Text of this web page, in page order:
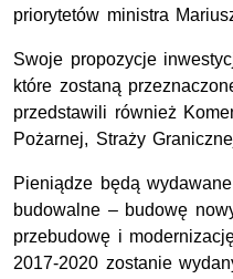
priorytetów ministra
Swoje propozycje
które zostaną
przedstawili również
Pożarnej, Straży
Pieniądze będą
budowalne – budowę
przebudowę i
2017-2020 zostanie